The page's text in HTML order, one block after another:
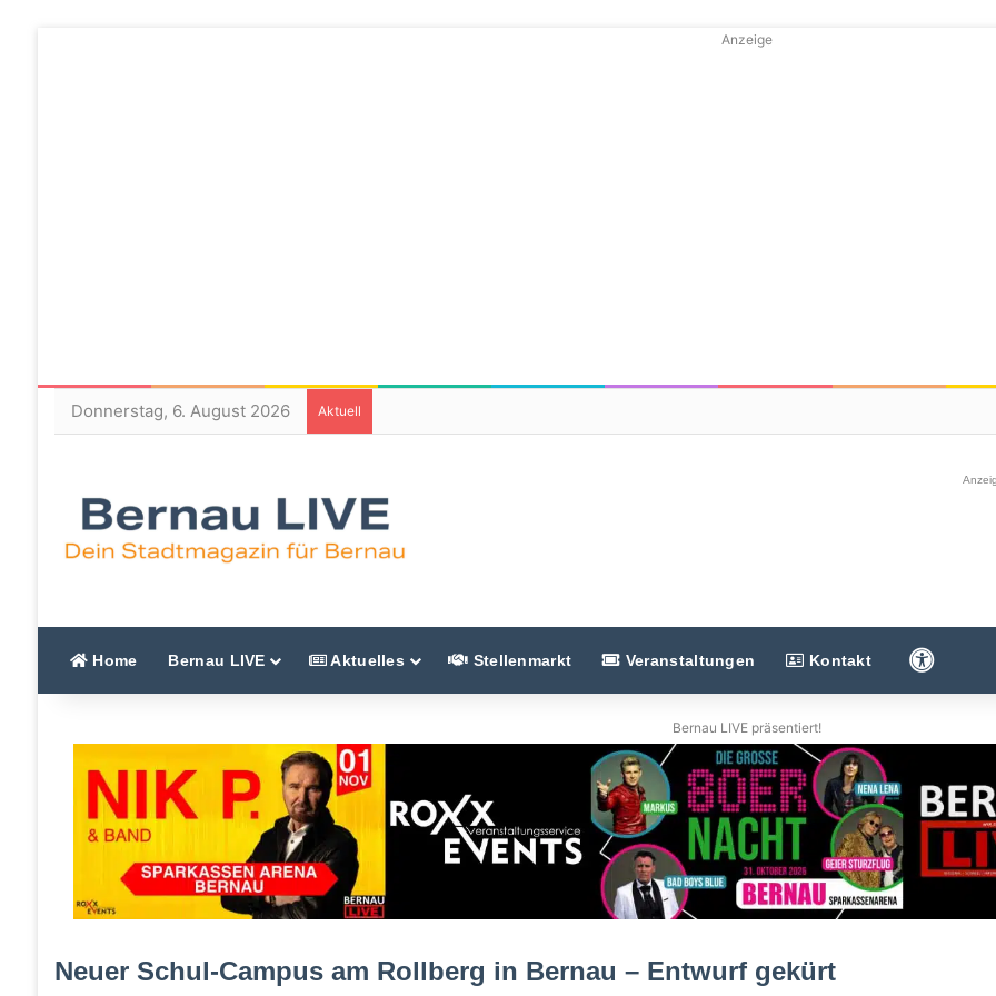
Anzeige
Donnerstag, 6. August 2026 Aktuell
Home Bernau LIVE Aktuelles Stellenmarkt Veranstaltungen Kontakt
Bernau LIVE präsentiert!
Neuer Schul-Campus am Rollberg in Bernau – Entwurf gekürt